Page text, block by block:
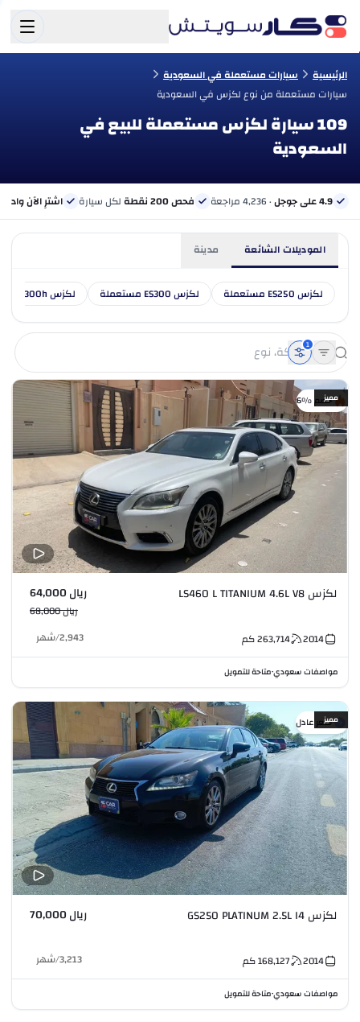
الرئيسية
سيارات مستعملة في السعودية
سيارات مستعملة من نوع لكزس في السعودية
109 سيارة لكزس مستعملة للبيع في
السعودية
4.9 على جوجل · 4,236 مراجعة فحص 200 نقطة لكل سيارة اشترِ الآن
الموديلات الشائعة مدينة
لكزس ES250 مستعملة لكزس ES300 مستعملة لكزس ES300h مستعملة
1
خصم %6مميز
لكزس LS460 L TITANIUM 4.6L V8 ريال 64,000
ريال 68,000
2014
263,714كم 2,943
/شهر
مواصفات سعودي•متاحة للتمويل
سعر عادلمميز
لكزس GS250 PLATINUM 2.5L I4 ريال 70,000
2014
168,127كم 3,213
/شهر
مواصفات سعودي•متاحة للتمويل